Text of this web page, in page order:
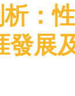
：
展